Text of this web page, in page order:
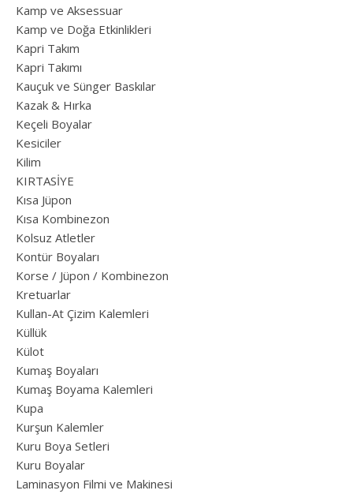
Kamp ve Aksessuar
Kamp ve Doğa Etkinlikleri
Kapri Takım
Kapri Takımı
Kauçuk ve Sünger Baskılar
Kazak & Hırka
Keçeli Boyalar
Kesiciler
Kilim
KIRTASİYE
Kısa Jüpon
Kısa Kombinezon
Kolsuz Atletler
Kontür Boyaları
Korse / Jüpon / Kombinezon
Kretuarlar
Kullan-At Çizim Kalemleri
Küllük
Külot
Kumaş Boyaları
Kumaş Boyama Kalemleri
Kupa
Kurşun Kalemler
Kuru Boya Setleri
Kuru Boyalar
Laminasyon Filmi ve Makinesi